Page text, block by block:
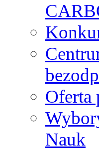
Oferta
Nauk